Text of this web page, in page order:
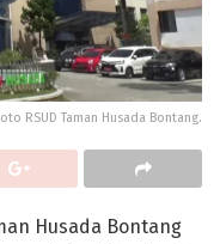
RSUD Taman Husada Bontang.
Husada Bontang